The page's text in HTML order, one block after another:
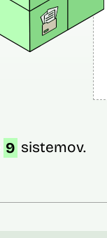
9 sistemov.